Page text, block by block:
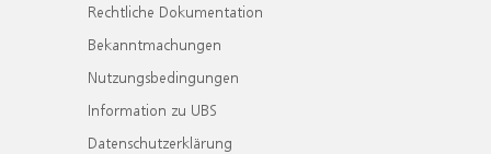
Rechtliche Dokumentation
Bekanntmachungen
Nutzungsbedingungen
Information zu UBS
Datenschutzerklärung